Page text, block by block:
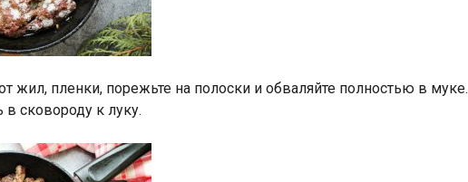
жил, пленки, порежьте на полоски и обваляйте полностью в муке.
сковороду к луку.